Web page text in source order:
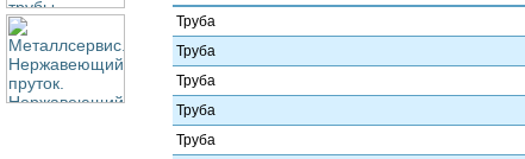
Труба
Труба
Труба
Труба
Труба